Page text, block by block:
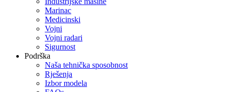
Marinac
Medicinski
Vojni
Vojni radari
Sigurnost
Podrška
Naša tehnička sposobnost
Rješenja
Izbor modela